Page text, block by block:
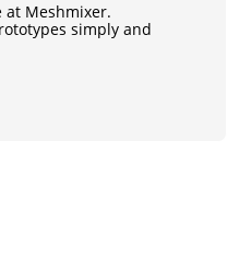
at Meshmixer.
simply and